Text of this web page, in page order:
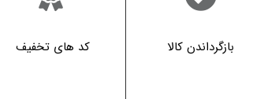
بازگرداندن کالا کد های تخفیف